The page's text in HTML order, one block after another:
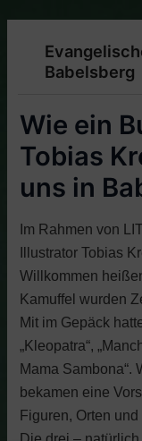
springen
Babelsberg
Wie ein
Tobias
uns in
Im Rahmen von
Illustrator Tobias
Willkommen
Kamuffel wurden
Mit im Gepäck
„Kleopatra“,
Mama Sambona“.
bekamen eine
Figuren, Orten